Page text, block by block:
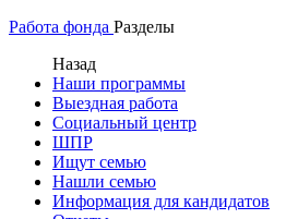
Работа фонда Разделы
Назад
Наши программы
Выездная работа
Социальный центр
ШПР
Ищут семью
Нашли семью
Информация для кандидатов